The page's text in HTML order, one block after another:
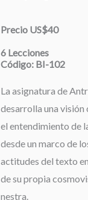
Precio US$40
6 Lecciones
Código: BI-102
La asignatura de
desarrolla una
el entendimiento de
desde un marco de
actitudes del texto
de su propia
nestra.